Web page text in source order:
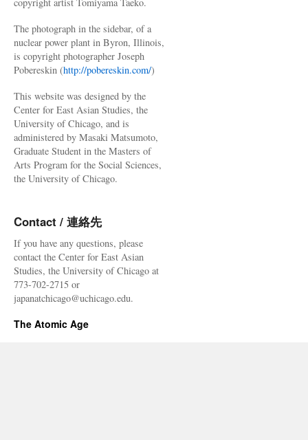
The photograph in the sidebar, of a
nuclear power plant in Byron, Illinois,
is copyright photographer Joseph
Pobereskin (http://pobereskin.com/)
This website was designed by the
Center for East Asian Studies, the
University of Chicago, and is
administered by Masaki Matsumoto,
Graduate Student in the Masters of
Arts Program for the Social Sciences,
the University of Chicago.
Contact / 連絡先
If you have any questions, please
contact the Center for East Asian
Studies, the University of Chicago at
773-702-2715 or
japanatchicago@uchicago.edu.
The Atomic Age